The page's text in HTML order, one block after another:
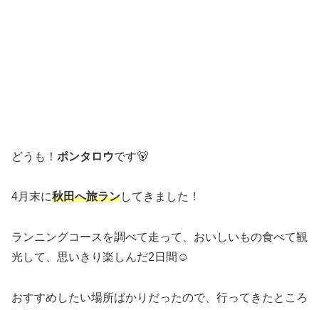
どうも！ ポンタロウです🐻
4月末に秋田へ旅ランしてきました！
ランニングコースを調べて走って、おいしいもの食べて観
光して、思いきり楽しんだ2日間☺️
おすすめしたい場所ばかりだったので、行ってきたところ